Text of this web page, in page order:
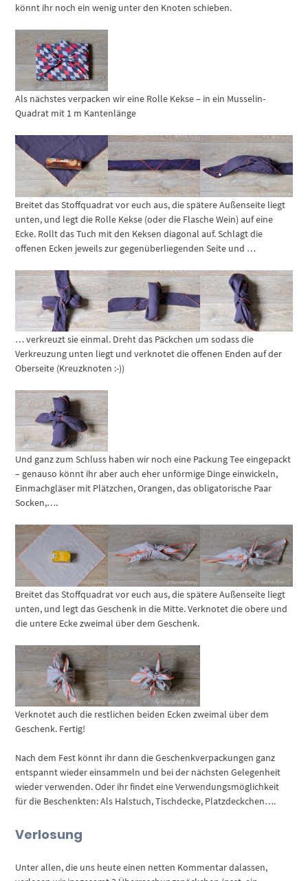
könnt ihr noch ein wenig unter den Knoten schieben.
Als nächstes verpacken wir eine Rolle Kekse – in ein Musselin-
Quadrat mit 1 m Kantenlänge
Breitet das Stoffquadrat vor euch aus, die spätere Außenseite liegt
unten, und legt die Rolle Kekse (oder die Flasche Wein) auf eine
Ecke. Rollt das Tuch mit den Keksen diagonal auf. Schlagt die
offenen Ecken jeweils zur gegenüberliegenden Seite und …
… verkreuzt sie einmal. Dreht das Päckchen um sodass die
Verkreuzung unten liegt und verknotet die offenen Enden auf der
Oberseite (Kreuzknoten :-))
Und ganz zum Schluss haben wir noch eine Packung Tee eingepackt
– genauso könnt ihr aber auch eher unförmige Dinge einwickeln,
Einmachgläser mit Plätzchen, Orangen, das obligatorische Paar
Socken,….
Breitet das Stoffquadrat vor euch aus, die spätere Außenseite liegt
unten, und legt das Geschenk in die Mitte. Verknotet die obere und
die untere Ecke zweimal über dem Geschenk.
Verknotet auch die restlichen beiden Ecken zweimal über dem
Geschenk. Fertig!
Nach dem Fest könnt ihr dann die Geschenkverpackungen ganz
entspannt wieder einsammeln und bei der nächsten Gelegenheit
wieder verwenden. Oder ihr findet eine Verwendungsmöglichkeit
für die Beschenkten: Als Halstuch, Tischdecke, Platzdeckchen….
Verlosung
Unter allen, die uns heute einen netten Kommentar dalassen,